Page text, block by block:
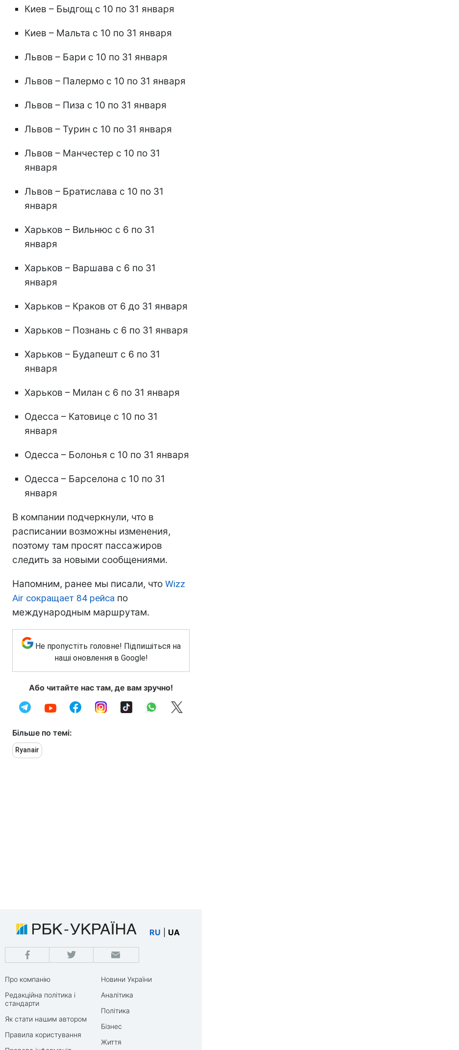
Киев – Быдгощ с 10 по 31 января
Киев – Мальта с 10 по 31 января
Львов – Бари с 10 по 31 января
Львов – Палермо с 10 по 31 января
Львов – Пиза с 10 по 31 января
Львов – Турин с 10 по 31 января
Львов – Манчестер с 10 по 31
января
Львов – Братислава с 10 по 31
января
Харьков – Вильнюс с 6 по 31
января
Харьков – Варшава с 6 по 31
января
Харьков – Краков от 6 до 31 января
Харьков – Познань с 6 по 31 января
Харьков – Будапешт с 6 по 31
января
Харьков – Милан с 6 по 31 января
Одесса – Катовице с 10 по 31
января
Одесса – Болонья с 10 по 31 января
Одесса – Барселона с 10 по 31
января
В компании подчеркнули, что в
расписании возможны изменения,
поэтому там просят пассажиров
следить за новыми сообщениями.
Напомним, ранее мы писали, что Wizz
Air сокращает 84 рейса по
международным маршрутам.
Не пропустіть головне! Підпишіться на
наші оновлення в Google!
Або читайте нас там, де вам зручно!
Більше по темі:
Ryanair
RU UA
Про компанію
Редакційна політика і
стандарти
Як стати нашим автором
Правила користування
Новини України
Аналітика
Політика
Бізнес
Життя